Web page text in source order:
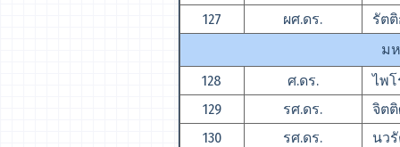
127
ผศ.ดร.
รัต
ม
128
ศ.ดร.
ไพ
129
รศ.ดร.
จิต
130
รศ.ดร.
นว